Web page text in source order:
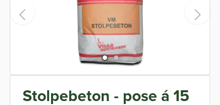
Stolpebeton - pose á 15